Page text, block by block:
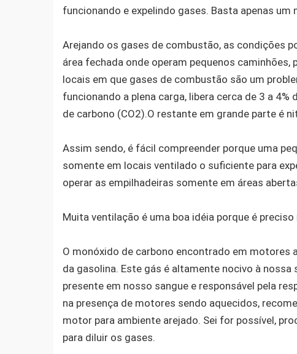
funcionando e expelindo gases. Basta apenas um
Arejando os gases de combustão, as condições
área fechada onde operam pequenos
locais em que gases de combustão são um
funcionando a plena carga, libera cerca de 3 a
de carbono (CO2).O restante em grande parte é
Assim sendo, é fácil compreender porque uma
somente em locais ventilado o suficiente para
operar as empilhadeiras somente em áreas
Muita ventilação é uma boa idéia porque é
O monóxido de carbono encontrado em motores
da gasolina. Este gás é altamente nocivo à
presente em nosso sangue e responsável pela
na presença de motores sendo aquecidos,
motor para ambiente arejado. Sei for possível,
para diluir os gases.